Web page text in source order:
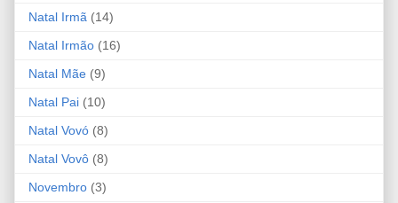
Natal Irmã (14)
Natal Irmão (16)
Natal Mãe (9)
Natal Pai (10)
Natal Vovó (8)
Natal Vovô (8)
Novembro (3)